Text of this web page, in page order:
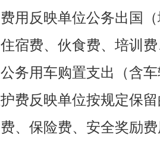
用反映单位公务出国
宿费、伙食费、培训
务用车购置支出（含
费反映单位按规定保
、保险费、安全奖励